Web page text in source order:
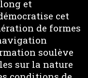
et
cet
de formes
soulève
sur la nature